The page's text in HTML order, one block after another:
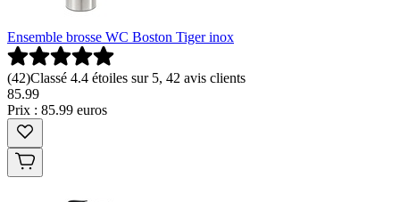
Ensemble brosse WC Boston Tiger inox
(42)Classé 4.4 étoiles sur 5, 42 avis clients
85.99
Prix : 85.99 euros